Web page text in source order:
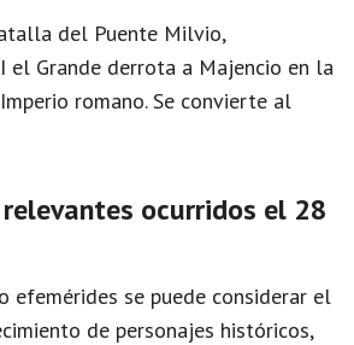
del Puente Milvio,
el Grande derrota a Majencio en la
romano. Se convierte al
ocurridos el 28
efemérides se puede considerar el
de personajes históricos,